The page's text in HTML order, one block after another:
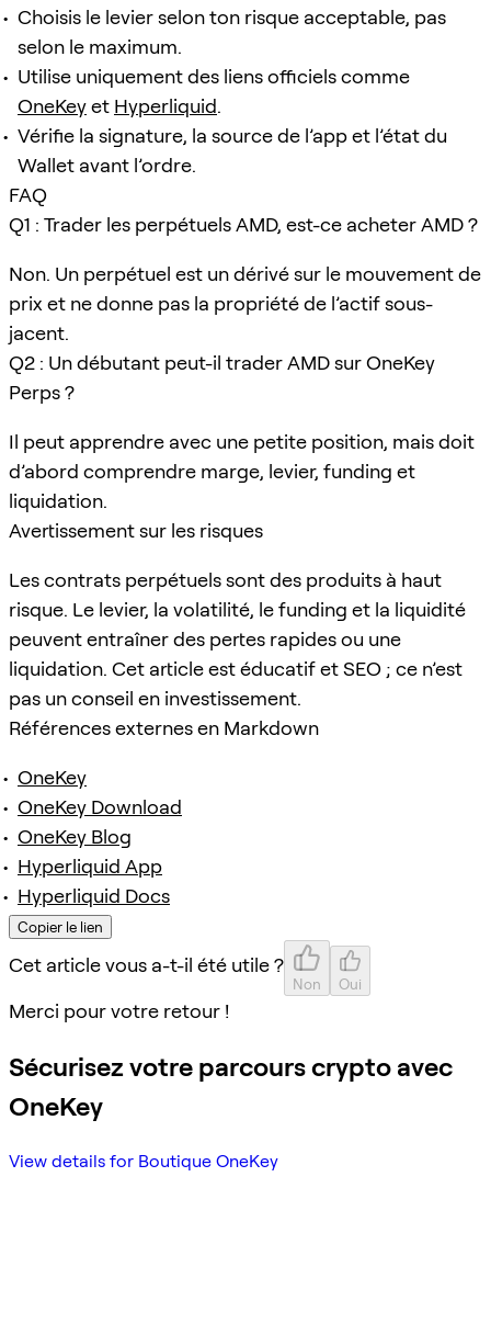
Choisis le levier selon ton risque acceptable, pas
selon le maximum.
Utilise uniquement des liens officiels comme
OneKeyet Hyperliquid.
Vérifie la signature, la source de l’app et l’état du
Wallet avant l’ordre.
FAQ
Q1 : Trader les perpétuels AMD, est-ce acheter AMD ?
Non. Un perpétuel est un dérivé sur le mouvement de
prix et ne donne pas la propriété de l’actif sous-
jacent.
Q2 : Un débutant peut-il trader AMD sur OneKey
Perps ?
Il peut apprendre avec une petite position, mais doit
d’abord comprendre marge, levier, funding et
liquidation.
Avertissement sur les risques
Les contrats perpétuels sont des produits à haut
risque. Le levier, la volatilité, le funding et la liquidité
peuvent entraîner des pertes rapides ou une
liquidation. Cet article est éducatif et SEO ; ce n’est
pas un conseil en investissement.
Références externes en Markdown
OneKey
OneKey Download
OneKey Blog
Hyperliquid App
Hyperliquid Docs
Copier le lien
Cet article vous a-t-il été utile ?
Non Oui
Merci pour votre retour !
Sécurisez votre parcours crypto avec
OneKey
View details for Boutique OneKey